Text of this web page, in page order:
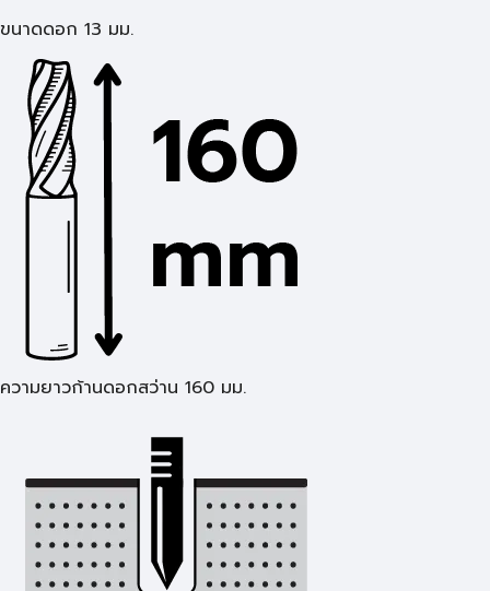
ขนาดดอก 13 มม.
ความยาวก้านดอกสว่าน 160 มม.